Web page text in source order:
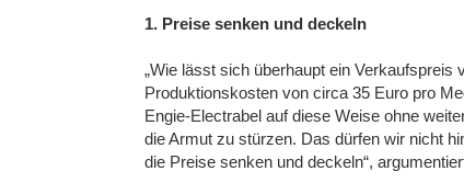
1. Preise senken und deckeln
„Wie lässt sich überhaupt ein
Produktionskosten von circa 35 Euro pro
Engie-Electrabel auf diese Weise ohne
die Armut zu stürzen. Das dürfen wir nicht
die Preise senken und deckeln“,